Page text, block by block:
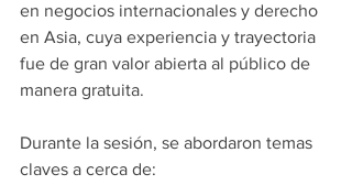
en negocios internacionales y derecho
en Asia, cuya experiencia y trayectoria
fue de gran valor abierta al público de
manera gratuita.
Durante la sesión, se abordaron temas
claves a cerca de: